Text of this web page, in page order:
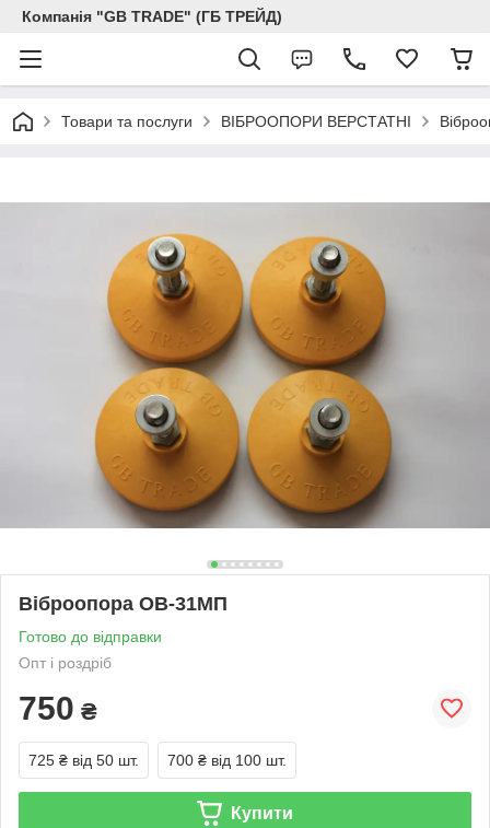
Компанія "GB TRADE" (ГБ ТРЕЙД)
Товари та послуги ВІБРООПОРИ ВЕРСТАТНІ
Віброопора ОВ-31МП
Готово до відправки
Опт і роздріб
750 ₴
725 ₴ від 50 шт. 700 ₴ від 100 шт.
Купити